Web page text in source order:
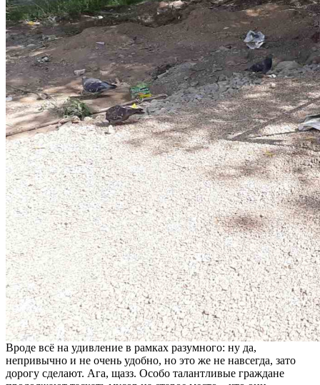
Вроде всё на удивление в рамках разумного: ну да,
непривычно и не очень удобно, но это же не навсегда, зато
дорогу сделают. Ага, щазз. Особо талантливые граждане